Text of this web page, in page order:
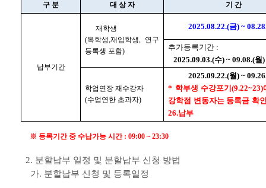
구 분 대 상 자 기 간
납부기간
재학생
(복학생,재입학생, 연구
등록생 포함)
2025.08.22.(금) ~
추가등록기간 :
2025.09.03.(수) ~ 09.08.(월)
학업연장 재수강자
(수업연한 초과자)
2025.09.22.(월) ~
* 학부생 수강포기(9.22~23)
강학점 변동자는 등록금 확
26.납부
※ 등록기간 중 수납가능 시간 : 09:00 ~ 23:30
2. 분할납부 일정 및 분할납부 신청 방법
가. 분할납부 신청 및 등록일정